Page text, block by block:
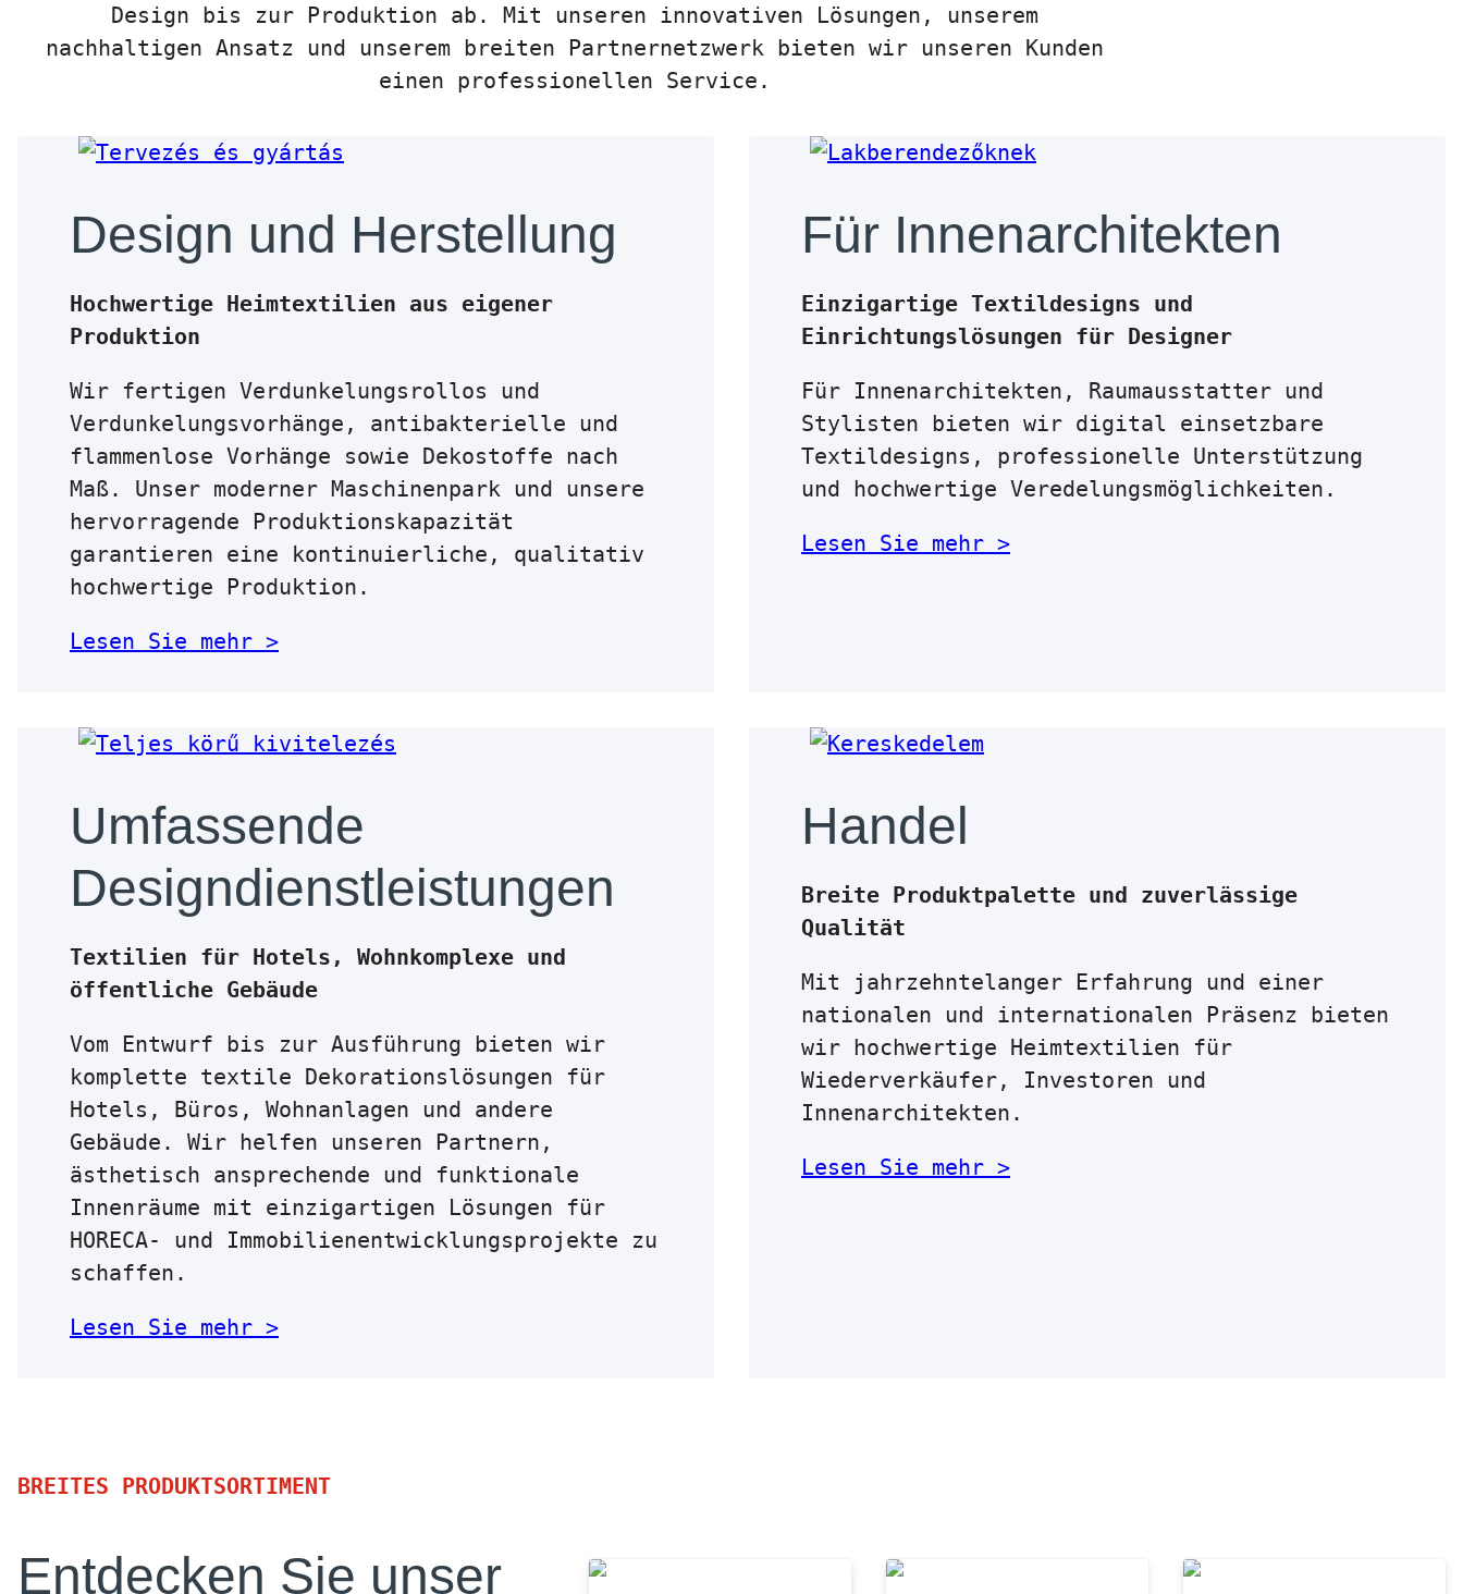
Design bis zur Produktion ab. Mit unseren innovativen Lösungen, unserem
nachhaltigen Ansatz und unserem breiten Partnernetzwerk bieten wir unseren Kunden
einen professionellen Service.
Design und Herstellung
Hochwertige Heimtextilien aus eigener
Produktion
Wir fertigen Verdunkelungsrollos und
Verdunkelungsvorhänge, antibakterielle und
flammenlose Vorhänge sowie Dekostoffe nach
Maß. Unser moderner Maschinenpark und unsere
hervorragende Produktionskapazität
garantieren eine kontinuierliche, qualitativ
hochwertige Produktion.
Lesen Sie mehr >
Für Innenarchitekten
Einzigartige Textildesigns und
Einrichtungslösungen für Designer
Für Innenarchitekten, Raumausstatter und
Stylisten bieten wir digital einsetzbare
Textildesigns, professionelle Unterstützung
und hochwertige Veredelungsmöglichkeiten.
Lesen Sie mehr >
Umfassende
Designdienstleistungen
Textilien für Hotels, Wohnkomplexe und
öffentliche Gebäude
Vom Entwurf bis zur Ausführung bieten wir
komplette textile Dekorationslösungen für
Hotels, Büros, Wohnanlagen und andere
Gebäude. Wir helfen unseren Partnern,
ästhetisch ansprechende und funktionale
Innenräume mit einzigartigen Lösungen für
HORECA- und Immobilienentwicklungsprojekte zu
schaffen.
Lesen Sie mehr >
Handel
Breite Produktpalette und zuverlässige
Qualität
Mit jahrzehntelanger Erfahrung und einer
nationalen und internationalen Präsenz bieten
wir hochwertige Heimtextilien für
Wiederverkäufer, Investoren und
Innenarchitekten.
Lesen Sie mehr >
BREITES PRODUKTSORTIMENT
Entdecken Sie unser